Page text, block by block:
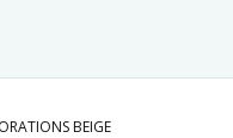
BEIGE